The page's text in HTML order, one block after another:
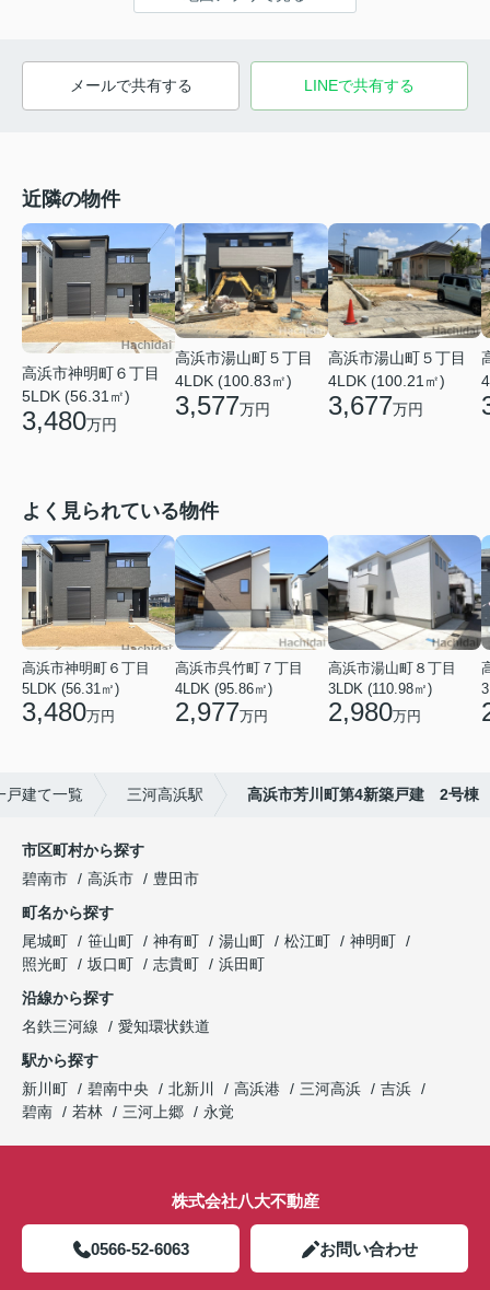
メールで共有する LINEで共有する
近隣の物件
高浜市神明町６丁目
5LDK (56.31㎡)
3,480万円
高浜市湯山町５丁目
4LDK (100.83㎡)
3,577万円
高浜市湯山町５丁目
4LDK (100.21㎡)
3,677万円
よく見られている物件
高浜市神明町６丁目
5LDK (56.31㎡)
3,480万円
高浜市呉竹町７丁目
4LDK (95.86㎡)
2,977万円
高浜市湯山町８丁目
3LDK (110.98㎡)
2,980万円
戸建て一覧 三河高浜駅 高浜市芳川町第4新築戸建 2号棟
市区町村から探す
碧南市
高浜市
豊田市
町名から探す
尾城町
笹山町 神有町 湯山町 松江町
神明町
照光町
坂口町 志貴町
浜田町
沿線から探す
名鉄三河線
愛知環状鉄道
駅から探す
新川町
碧南中央 北新川 高浜港 三河高浜
吉浜
碧南
若林 三河上郷 永覚
株式会社八大不動産
0566-52-6063 お問い合わせ